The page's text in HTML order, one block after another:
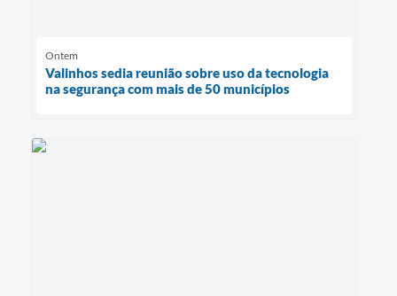
Ontem
Valinhos sedia reunião sobre uso da tecnologia
na segurança com mais de 50 municípios